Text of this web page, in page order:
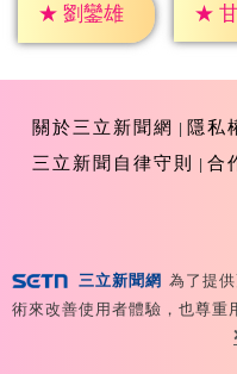
★ 劉鑾雄 ★
關於三立新聞網
隱私
三立新聞自律守則
合
Reserved 版權所有 盜用
號
三立新聞網 為了提
術來改善使用者體驗，也尊重